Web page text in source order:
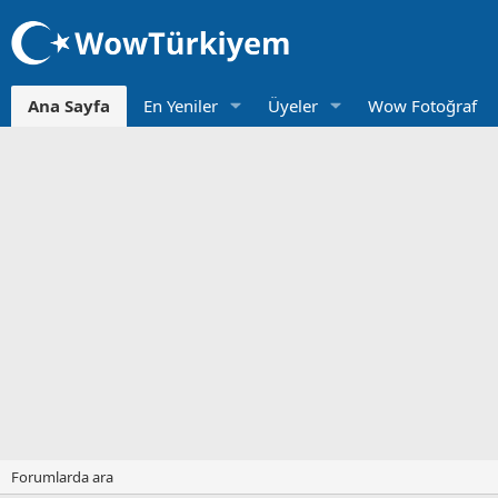
Ana Sayfa En Yeniler Üyeler Wow Fotoğraf
Forumlarda ara